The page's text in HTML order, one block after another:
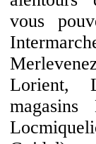
vous
Lorient,